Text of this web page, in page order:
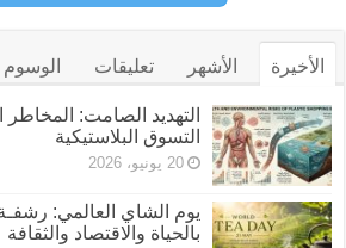
الأخيرة الأشهر تعليقات الوسوم
التهديد الصامت: المخاطر
التسوق البلاستيكية
20 يونيو، 2026
يوم الشاي العالمي:
بالحياة والاقتصاد والثقافة